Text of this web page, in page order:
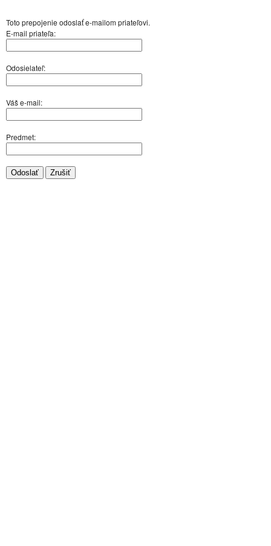
Toto prepojenie odoslať e-mailom priateľovi.
E-mail priateľa:
Odosielateľ:
Váš e-mail:
Predmet:
Odoslať Zrušiť